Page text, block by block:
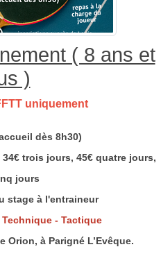
( 8 ans et
)
uniquement
dès 8h30)
trois jours, 45€ quatre jours,
jours
stage à l'entraineur
- Tactique
Orion, à Parigné L’Evêque.